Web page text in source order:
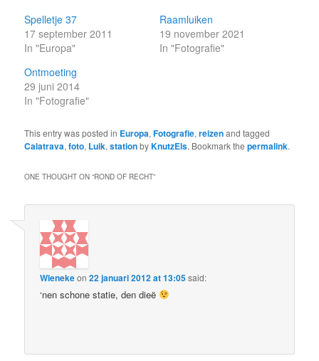
Spelletje 37
17 september 2011
In "Europa"
Raamluiken
19 november 2021
In "Fotografie"
Ontmoeting
29 juni 2014
In "Fotografie"
This entry was posted in Europa,Fotografie,reizenand tagged
Calatrava,foto, Luik,stationbyKnutzEls. Bookmark thepermalink.
ONE THOUGHT ON “ROND OF RECHT”
Wienekeon22 januari 2012 at 13:05said:
‘nen schone statie, den dieë